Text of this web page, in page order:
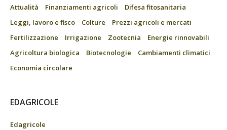
Attualità Finanziamenti agricoli
Difesa fitosanitaria
Leggi, lavoro e fisco
Colture
Prezzi agricoli e mercati
Fertilizzazione
Irrigazione Zootecnia
Energie rinnovabili
Agricoltura biologica
Biotecnologie
Cambiamenti climatici
Economia circolare
EDAGRICOLE
Edagricole